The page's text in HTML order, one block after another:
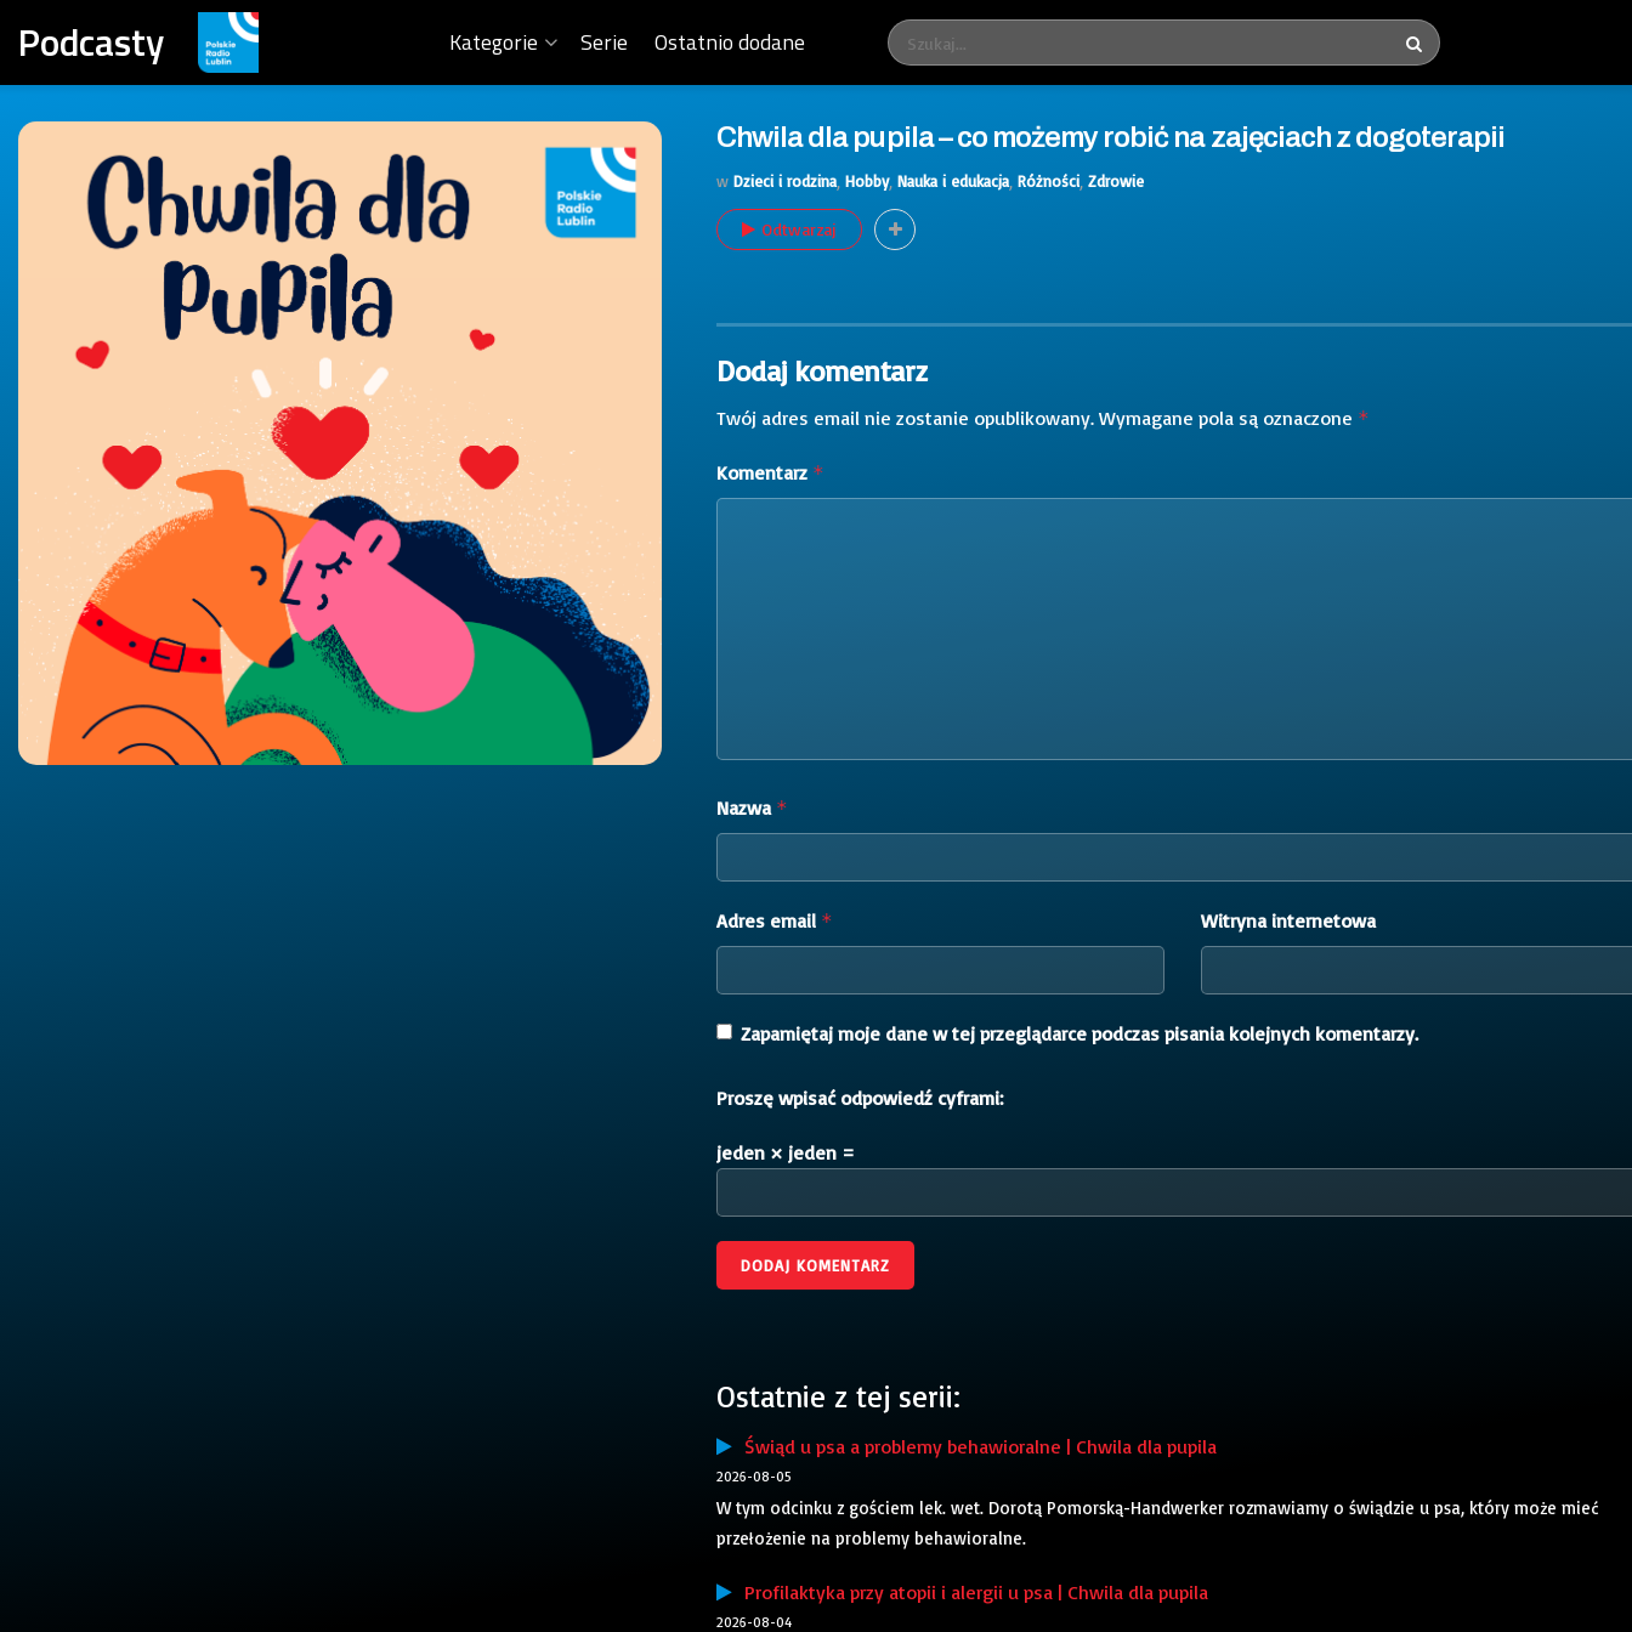
Podcasty Kategorie Serie Ostatnio dodane
Chwila dla pupila – co możemy robić na zajęciach z dogoterapii
w Dzieci i rodzina Hobby, Nauka i edukacja Różności Zdrowie
Odtwarzaj
Dodaj komentarz
Twój adres email nie zostanie opublikowany. Wymagane pola są oznaczone *
Komentarz *
Nazwa *
Adres email * Witryna internetowa
Zapamiętaj moje dane w tej przeglądarce podczas pisania kolejnych komentarzy.
Proszę wpisać odpowiedź cyframi:
jeden × jeden =
Ostatnie z tej serii:
Świąd u psa a problemy behawioralne | Chwila dla pupila
2026-08-05
W tym odcinku z gościem lek. wet. Dorotą Pomorską-Handwerker rozmawiamy o świądzie u psa, który może mieć
przełożenie na problemy behawioralne.
Profilaktyka przy atopii i alergii u psa | Chwila dla pupila
2026-08-04